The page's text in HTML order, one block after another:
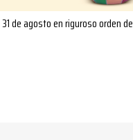
de agosto en riguroso orden